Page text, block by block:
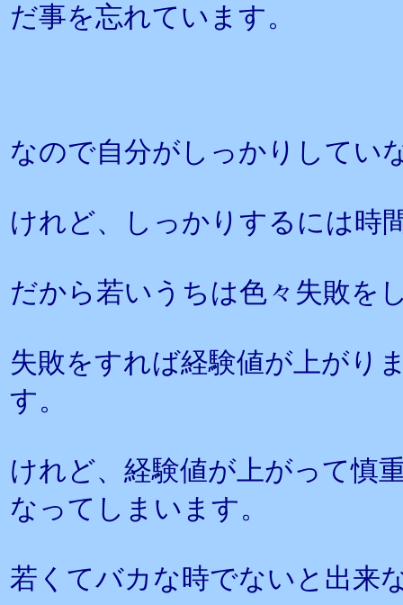
だ事を忘れています。
なので自分がしっかりしてい
けれど、しっかりするには時
だから若いうちは色々失敗を
失敗をすれば経験値が上がり
す。
けれど、経験値が上がって慎
なってしまいます。
若くてバカな時でないと出来